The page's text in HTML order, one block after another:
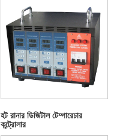
হট রানার ডিজিটাল টেম্পারেচার
কন্ট্রোলার